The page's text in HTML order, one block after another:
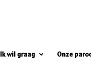
Ik wil graag Onze